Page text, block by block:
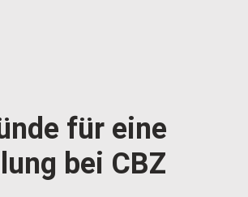
für eine
bei CBZ